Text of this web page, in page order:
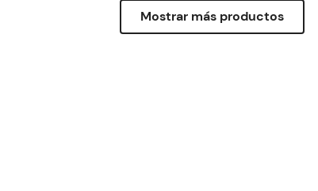
Mostrar más productos